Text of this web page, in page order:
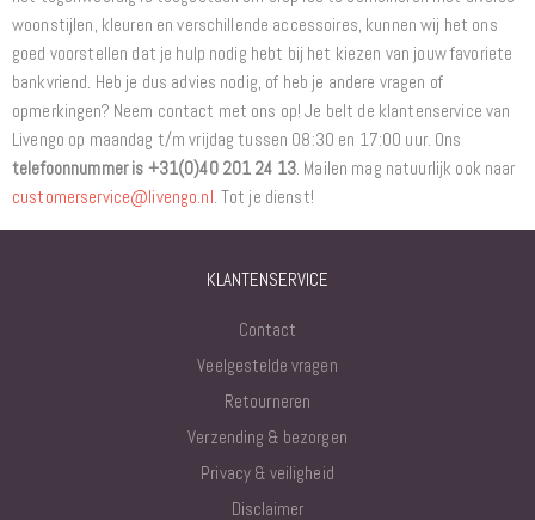
woonstijlen, kleuren en verschillende accessoires, kunnen wij het ons
goed voorstellen dat je hulp nodig hebt bij het kiezen van jouw favoriete
bankvriend. Heb je dus advies nodig, of heb je andere vragen of
opmerkingen? Neem contact met ons op! Je belt de klantenservice van
Livengo op maandag t/m vrijdag tussen 08:30 en 17:00 uur. Ons
telefoonnummer is +31(0)40 201 24 13. Mailen mag natuurlijk ook naar
customerservice@livengo.nl. Tot je dienst!
KLANTENSERVICE
Contact
Veelgestelde vragen
Retourneren
Verzending & bezorgen
Privacy & veiligheid
Disclaimer